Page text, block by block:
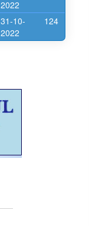
2022
31-10-
2022
124